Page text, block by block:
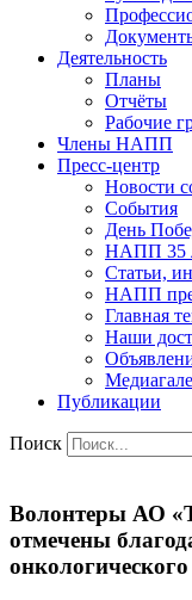
Деятельность
Планы
Отчёты
Рабочие
Члены НАПП
Пресс-центр
Новости
События
День
НАПП 35
Статьи,
НАПП
Главная
Наши
Публикации
Поиск
Волонтеры АО
отмечены